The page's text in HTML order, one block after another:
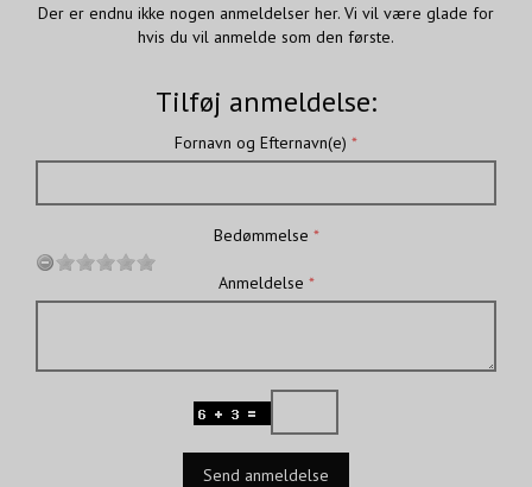
Der er endnu ikke nogen anmeldelser her. Vi vil være glade for
hvis du vil anmelde som den første.
Tilføj anmeldelse:
Fornavn og Efternavn(e)
Bedømmelse
Anmeldelse
Send anmeldelse